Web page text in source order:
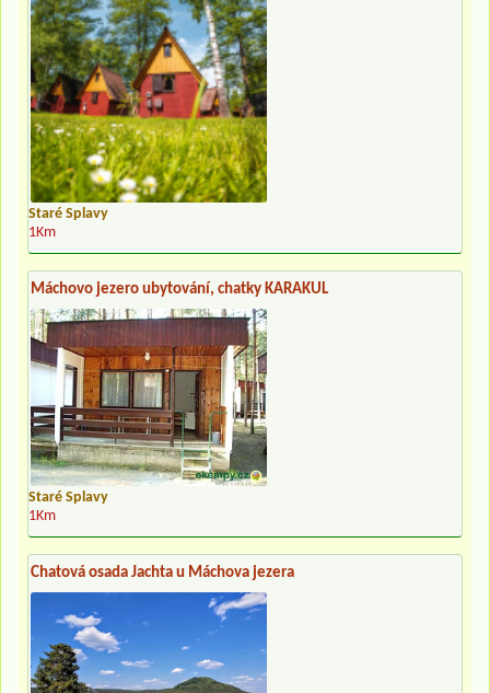
Staré Splavy
1Km
Máchovo jezero ubytování, chatky KARAKUL
Staré Splavy
1Km
Chatová osada Jachta u Máchova jezera